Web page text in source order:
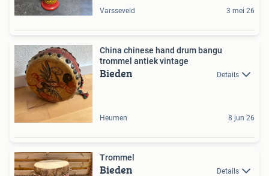
Varsseveld 3 mei 26
China chinese hand drum bangu
trommel antiek vintage
Bieden Details
Heumen 8 jun 26
Trommel
Bieden Details